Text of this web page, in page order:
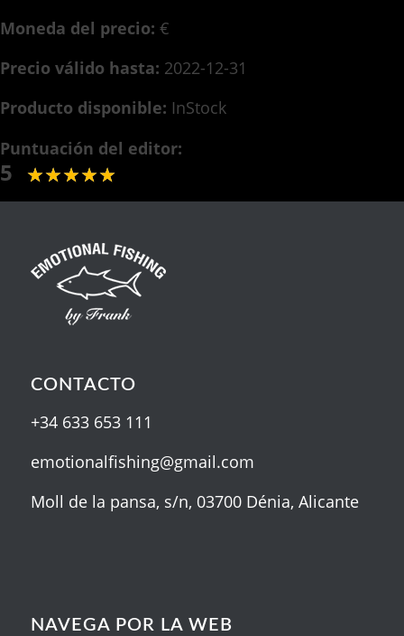
Moneda del precio: €
Precio válido hasta: 2022-12-31
Producto disponible: InStock
Puntuación del editor:
5
CONTACTO
+34 633 653 111
emotionalfishing@gmail.com
Moll de la pansa, s/n, 03700 Dénia, Alicante
NAVEGA POR LA WEB